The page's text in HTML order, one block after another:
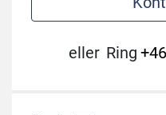
eller Ring